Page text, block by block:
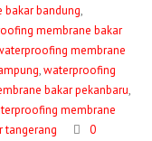
bandung,
membrane bakar
membrane
,waterproofing
bakar pekanbaru,
membrane
tangerang
0